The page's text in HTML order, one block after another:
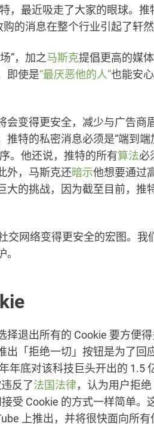
，最近吸走了大家的眼球。推
的消息在整个行业引起了轩然
”，加之马斯克提倡更高的媒
即使是“最厌恶他的人”也能安
会变得更安全，减少与广告商
推特的私密消息必须是“端到端
。他还说，推特的所有算法必
外，马斯克还暗示他想要通过
大的挑战，因为截至目前，推
交网络变得更安全的宏图。我
择退出所有的 Cookie 要方便
出「拒绝一切」按钮是为了回
年底对该科技巨头开出的 1.5
反了法国法律，认为用户拒
受 Cookie 的方式一样简单。
上推出，并将很快面向所